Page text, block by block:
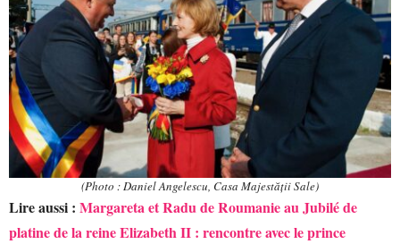
(Photo : Daniel Angelescu, Casa Majestății Sale)
Lire aussi : Margareta et Radu de Roumanie au Jubilé de
platine de la reine Elizabeth II : rencontre avec le prince